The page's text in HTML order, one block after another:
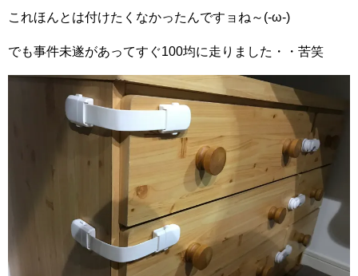
これほんとは付けたくなかったんですョね～(-ω-)
でも事件未遂があってすぐ100均に走りました・・苦笑